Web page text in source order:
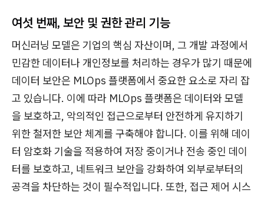
여섯 번째, 보안 및 권한 관리 기능
머신러닝 모델은 기업의 핵심 자산이며, 그 개발 과정에서
민감한 데이터나 개인정보를 처리하는 경우가 많기 때문에
데이터 보안은 MLOps 플랫폼에서 중요한 요소로 자리 잡
고 있습니다. 이에 따라 MLOps 플랫폼은 데이터와 모델
을 보호하고, 악의적인 접근으로부터 안전하게 유지하기
위한 철저한 보안 체계를 구축해야 합니다. 이를 위해 데이
터 암호화 기술을 적용하여 저장 중이거나 전송 중인 데이
터를 보호하고, 네트워크 보안을 강화하여 외부로부터의
공격을 차단하는 것이 필수적입니다. 또한, 접근 제어 시스